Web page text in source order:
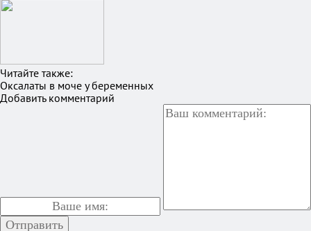
Читайте также:
Оксалаты в моче у беременных
Добавить комментарий